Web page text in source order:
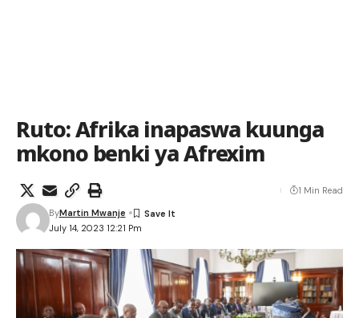
Ruto: Afrika inapaswa kuunga
mkono benki ya Afrexim
July 14, 2023 12:21 Pm
ByMartin Mwanje
1 Min Read